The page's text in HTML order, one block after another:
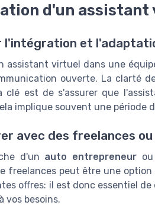
d'un assistant
l'intégration et
assistant virtuel dans une
ouverte. La clarté
clé est de s'assurer que
implique souvent une période
avec des freelances
d'un auto entrepreneur
freelances peut être une option
offres: il est donc essentiel
vos besoins.